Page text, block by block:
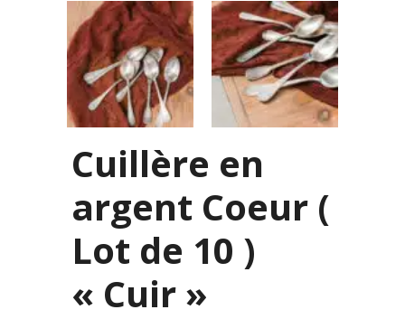
Cuillère en
argent Coeur (
Lot de 10 )
« Cuir »